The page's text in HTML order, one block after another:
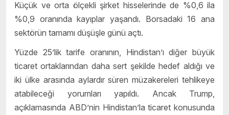
Küçük ve orta ölçekli şirket hisselerinde de %0,6 ila
%0,9 oranında kayıplar yaşandı. Borsadaki 16 ana
sektörün tamamı düşüşle günü açtı.
Yüzde 25’lik tarife oranının, Hindistan’ı diğer büyük
ticaret ortaklarından daha sert şekilde hedef aldığı ve
iki ülke arasında aylardır süren müzakereleri tehlikeye
atabileceği yorumları yapıldı. Ancak Trump,
açıklamasında ABD’nin Hindistan’la ticaret konusunda